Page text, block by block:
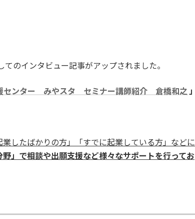
のインタビュー記事がアップされました。
センター みやスタ セミナー講師紹介 倉橋和之 」
業したばかりの方」「すでに起業している方」などに
野」で相談や出願支援など様々なサポートを行ってお